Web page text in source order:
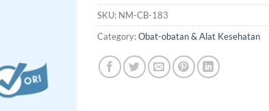
SKU: NM-CB-183
Category:Obat-obatan & Alat Kesehatan